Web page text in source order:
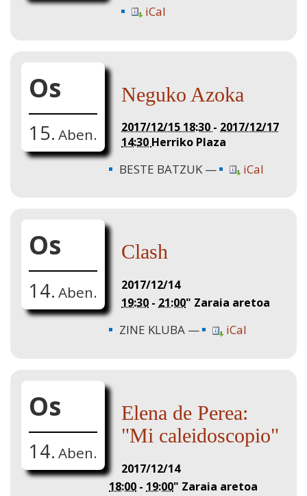
iCal
Os
15. Aben.
Neguko Azoka
2017/12/15 18:30 - 2017/12/17
14:30 Herriko Plaza
BESTE BATZUK iCal
Os
14. Aben.
Clash
2017/12/14
19:30 - 21:00" Zaraia aretoa
ZINE KLUBA iCal
Os
14. Aben.
Elena de Perea:
"Mi caleidoscopio"
2017/12/14
18:00 - 19:00" Zaraia aretoa